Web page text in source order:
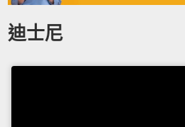
迪士尼